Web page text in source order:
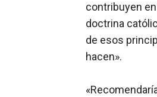
contribuyen
doctrina
de esos
hacen».